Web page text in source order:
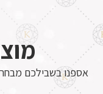
אספנו בשבילכם מבחר